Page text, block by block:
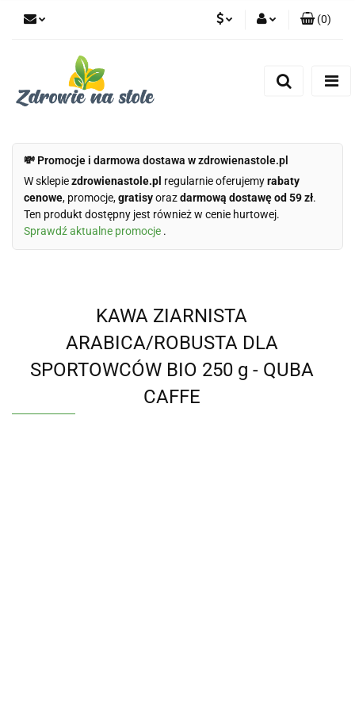
(0)
💸 Promocje i darmowa dostawa w zdrowienastole.pl
W sklepiezdrowienastole.pl regularnie oferujemyrabaty
cenowe, promocje,gratisyorazdarmową dostawę od 59 zł.
Ten produkt dostępny jest również w cenie hurtowej.
Sprawdź aktualne promocje .
KAWA ZIARNISTA
ARABICA/ROBUSTA DLA
SPORTOWCÓW BIO 250 g - QUBA
CAFFE